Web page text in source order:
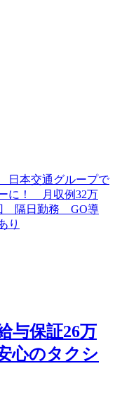
与保証26万
心のタクシ